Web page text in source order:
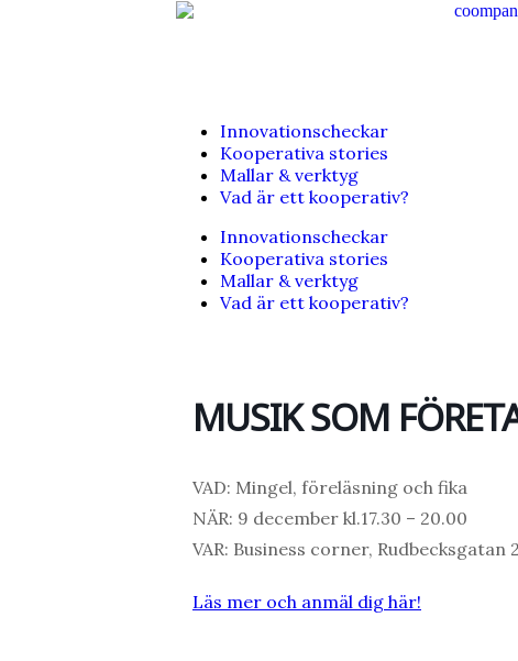
Innovationscheckar
Kooperativa stories
Mallar & verktyg
Vad är ett kooperativ?
Innovationscheckar
Kooperativa stories
Mallar & verktyg
Vad är ett kooperativ?
MUSIK SOM
VAD: Mingel, föreläsning och fika
NÄR: 9 december kl.17.30 – 20.00
VAR: Business corner, Rudbecksgatan
Läs mer och anmäl dig här!